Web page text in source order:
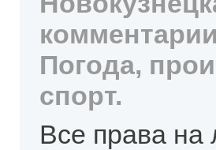
Погода,
спорт.
Все права